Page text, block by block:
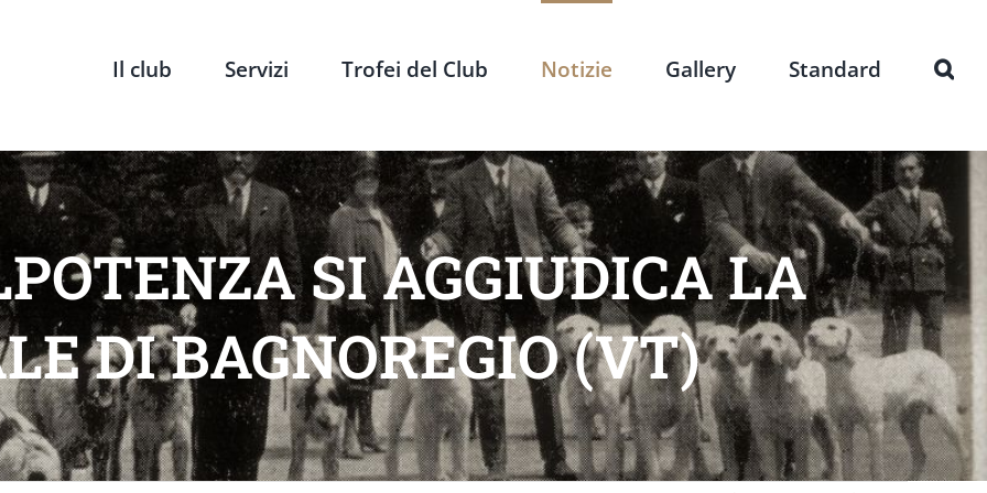
Il club Servizi Trofei del Club Notizie Gallery Standard
SI AGGIUDICA LA
DI BAGNOREGIO (VT)